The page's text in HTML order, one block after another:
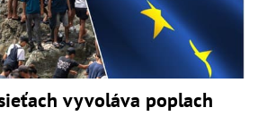
vyvoláva poplach